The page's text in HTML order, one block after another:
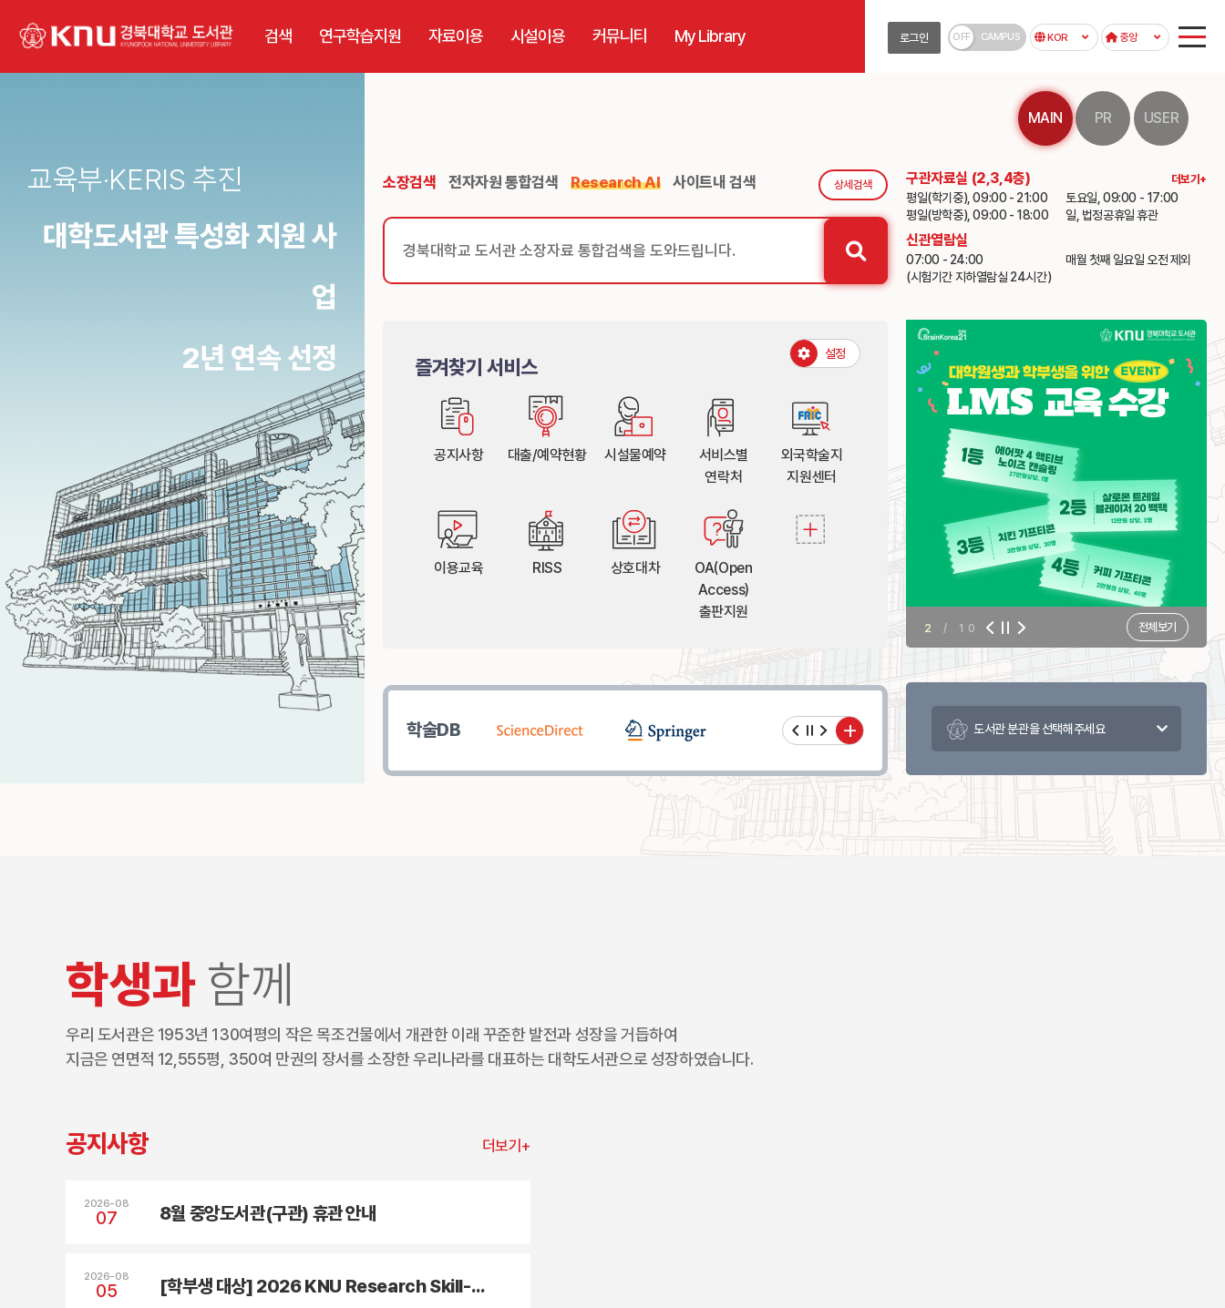
검색 연구학습지원 자료이용 시설이용 커뮤니티 My Library 로그인 CAMPUS
OFF KOR 중앙
MAIN PR USER
교육부·KERIS 추진
대학도서관 특성화 지원 사
업
2년 연속 선정
소장검색 전자자원 통합검색 Research AI 사이트내 검색 상세검색
즐겨찾기 서비스
공지사항 대출/예약현황 시설물예약
서비스별
연락처
외국학술지
지원센터
이용교육 RISS 상호대차
OA(Open
Access)
출판지원
설정
학술DB +
구관자료실 (2,3,4층)
평일(학기중), 09:00 - 21:00
평일(방학중), 09:00 - 18:00
토요일, 09:00 - 17:00
일, 법정공휴일 휴관
신관열람실
07:00 - 24:00
(시험기간 지하열람실 24시간)
매월 첫째 일요일 오전 제외
더보기+
3 / 10 전체보기
도서관 분관을 선택해주세요
학생과함께
우리 도서관은 1953년 130여평의 작은 목조건물에서 개관한 이래 꾸준한 발전과 성장을 거듭하여
지금은 연면적 12,555평, 350여 만권의 장서를 소장한 우리나라를 대표하는 대학도서관으로 성장하였습니다.
공지사항
2026-08
07 8월 중앙도서관(구관) 휴관 안내
2026-08
05 [학부생 대상] 2026 KNU Research Skill-Up (연구동향분석 포스터 경진대회) 참가 안내
더보기+